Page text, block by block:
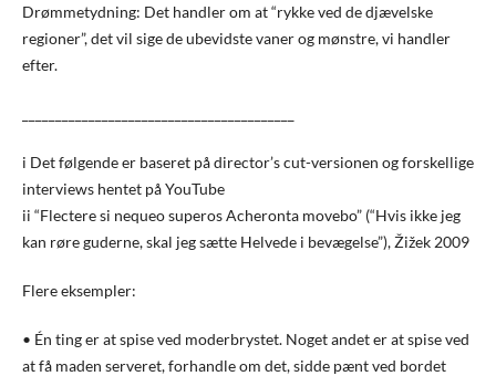
Drømmetydning: Det handler om at “rykke ved de djævelske
regioner”, det vil sige de ubevidste vaner og mønstre, vi handler
efter.
i Det følgende er baseret på director’s cut-versionen og forskellige
interviews hentet på YouTube
ii “Flectere si nequeo superos Acheronta movebo” (“Hvis ikke jeg
kan røre guderne, skal jeg sætte Helvede i bevægelse”), Žižek 2009
Flere eksempler:
• Én ting er at spise ved moderbrystet. Noget andet er at spise ved
at få maden serveret, forhandle om det, sidde pænt ved bordet